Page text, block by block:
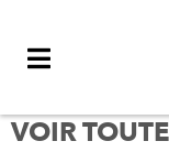
VOIR